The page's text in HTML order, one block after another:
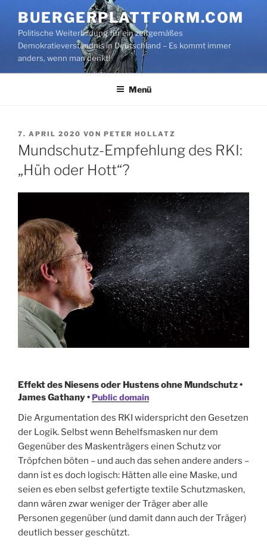
Inhalt
springen
BUERGERPLATTFORM.COM
Politische Weiterbildung für ein zeitgemäßes
Demokratieverständnis in Deutschland – Es kommt immer
anders, wenn man denkt!
Menü
VERÖFFENTLICHT
AM
7. APRIL 2020 VON PETER HOLLATZ
Mundschutz-Empfehlung des RKI:
„Hüh oder Hott“?
Effekt des Niesens oder Hustens ohne Mundschutz •
James Gathany •Public domain
Die Argumentation des RKI widerspricht den Gesetzen
der Logik. Selbst wenn Behelfsmasken nur dem
Gegenüber des Maskenträgers einen Schutz vor
Tröpfchen böten – und auch das sehen andere anders –
dann ist es doch logisch: Hätten alle eine Maske, und
seien es eben selbst gefertigte textile Schutzmasken,
dann wären zwar weniger der Träger aber alle
Personen gegenüber (und damit dann auch der Träger)
deutlich besser geschützt.